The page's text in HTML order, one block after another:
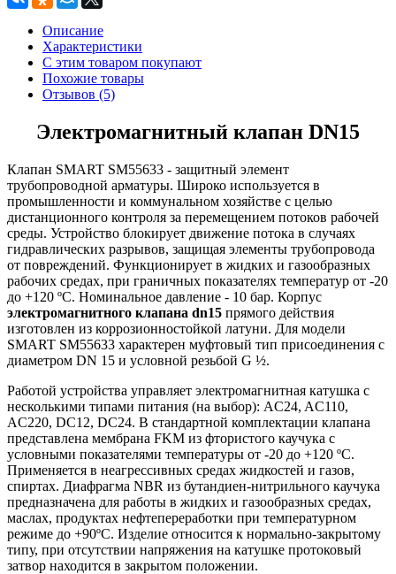
Описание
Характеристики
С этим товаром покупают
Похожие товары
Отзывов (5)
Электромагнитный клапан DN15
Клапан SMART SM55633 - защитный элемент
трубопроводной арматуры. Широко используется в
промышленности и коммунальном хозяйстве с целью
дистанционного контроля за перемещением потоков рабочей
среды. Устройство блокирует движение потока в случаях
гидравлических разрывов, защищая элементы трубопровода
от повреждений. Функционирует в жидких и газообразных
рабочих средах, при граничных показателях температур от -20
до +120 ºС. Номинальное давление - 10 бар. Корпус
электромагнитного клапана dn15 прямого действия
изготовлен из коррозионностойкой латуни. Для модели
SMART SM55633 характерен муфтовый тип присоединения с
диаметром DN 15 и условной резьбой G ½.
Работой устройства управляет электромагнитная катушка с
несколькими типами питания (на выбор): AC24, AC110,
AC220, DC12, DC24. В стандартной комплектации клапана
представлена мембрана FKM из фтористого каучука с
условными показателями температуры от -20 до +120 ºС.
Применяется в неагрессивных средах жидкостей и газов,
спиртах. Диафрагма NBR из бутандиен-нитрильного каучука
предназначена для работы в жидких и газообразных средах,
маслах, продуктах нефтепереработки при температурном
режиме до +90ºС. Изделие относится к нормально-закрытому
типу, при отсутствии напряжения на катушке протоковый
затвор находится в закрытом положении.